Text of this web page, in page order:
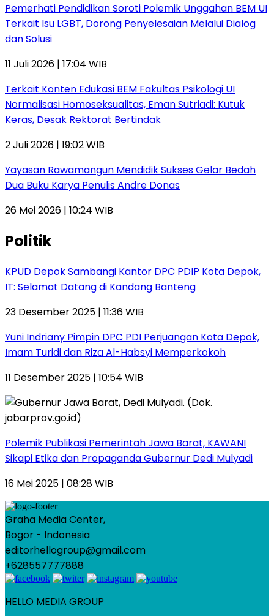
Pemerhati Pendidikan Soroti Polemik Unggahan BEM UI
Terkait Isu LGBT, Dorong Penyelesaian Melalui Dialog
dan Solusi
11 Juli 2026 | 17:04 WIB
Terkait Konten Edukasi BEM Fakultas Psikologi UI
Normalisasi Homoseksualitas, Eman Sutriadi: Kutuk
Keras, Desak Rektorat Bertindak
2 Juli 2026 | 19:02 WIB
Yayasan Rawamangun Mendidik Sukses Gelar Bedah
Dua Buku Karya Penulis Andre Donas
26 Mei 2026 | 10:24 WIB
Politik
KPUD Depok Sambangi Kantor DPC PDIP Kota Depok,
IT: Selamat Datang di Kandang Banteng
23 Desember 2025 | 11:36 WIB
Yuni Indriany Pimpin DPC PDI Perjuangan Kota Depok,
Imam Turidi dan Riza Al-Habsyi Memperkokoh
11 Desember 2025 | 10:54 WIB
Polemik Publikasi Pemerintah Jawa Barat, KAWANI
Sikapi Etika dan Propaganda Gubernur Dedi Mulyadi
16 Mei 2025 | 08:28 WIB
Graha Media Center,
Bogor - Indonesia
editorhellogroup@gmail.com
+628557777888
HELLO MEDIA GROUP